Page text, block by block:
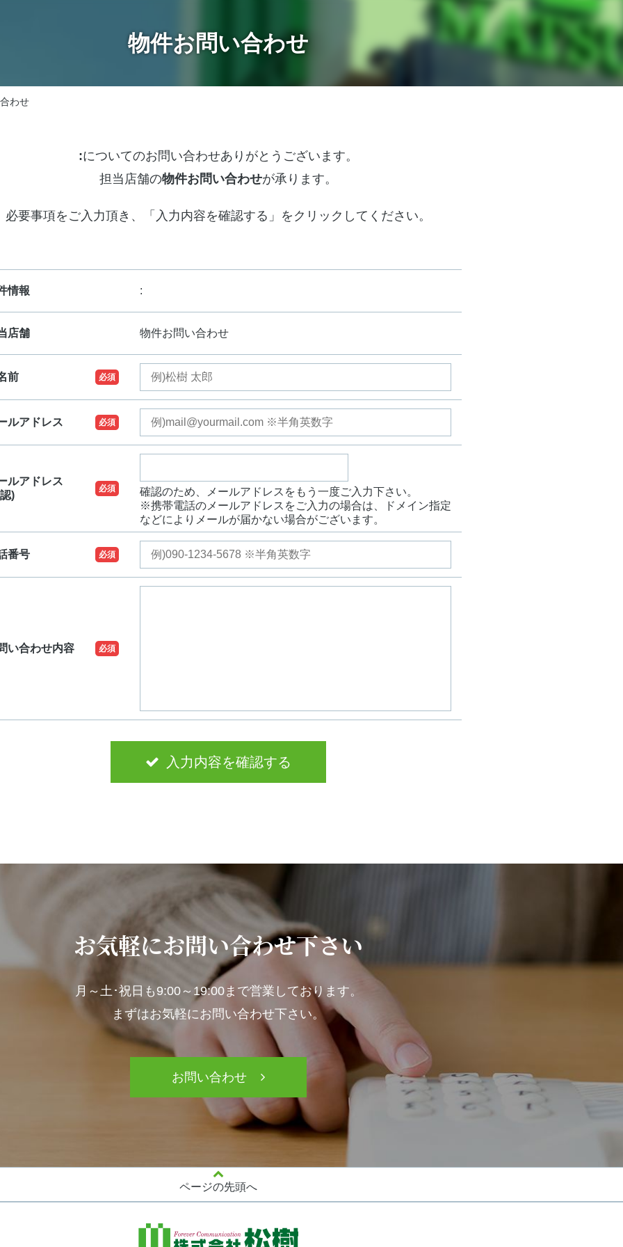
物件お問い合わせ
わせ
:についてのお問い合わせありがとうございます。
担当店舗の物件お問い合わせが承ります。
必要事項をご入力頂き、「入力内容を確認する」をクリックしてください。
情報 :
店舗 物件お問い合わせ
前 必須
ルアドレス 必須
ルアドレス
)
必須
確認のため、メールアドレスをもう一度ご入力下さい。
※携帯電話のメールアドレスをご入力の場合は、ドメイン指定
などによりメールが届かない場合がございます。
番号 必須
い合わせ内容 必須
入力内容を確認する
お気軽にお問い合わせ下さい
月～土･祝日も 9:00～19:00まで営業しております。
まずはお気軽にお問い合わせ下さい。
お問い合わせ
ページの先頭へ